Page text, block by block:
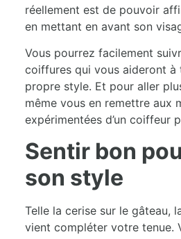
réellement est de pouvoir
en mettant en avant son
Vous pourrez facilement
coiffures qui vous aideront
propre style. Et pour aller
même vous en remettre aux
expérimentées d’un coiffeur
Sentir bon
son style
Telle la cerise sur le gâteau,
vient compléter votre tenue.